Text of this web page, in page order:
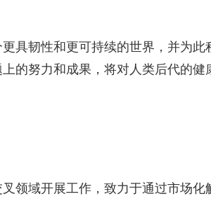
具韧性和更可持续的世界，并为此
的努力和成果，将对人类后代的健
领域开展工作，致力于通过市场化